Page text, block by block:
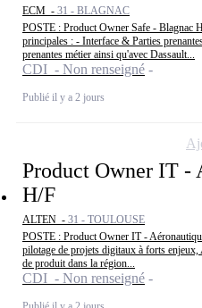
ECM - 31 - BLAGNAC
POSTE : Product Owner Safe - Blagnac
principales : - Interface & Parties
prenantes métier ainsi qu'avec Dassault...
CDI - Non renseigné
Publié il y a 2 jours
Product Owner IT -
H/F
ALTEN - 31 - TOULOUSE
POSTE : Product Owner IT -
pilotage de projets digitaux à forts
de produit dans la région...
CDI - Non renseigné